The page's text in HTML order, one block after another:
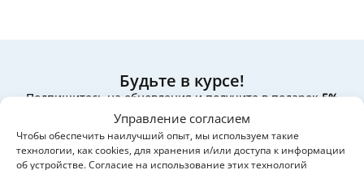
Управление согласием
Чтобы обеспечить наилучший опыт, мы используем такие
технологии, как cookies, для хранения и/или доступа к информации
об устройстве. Согласие на использование этих технологий
Будьте в курсе!
Подпишитесь на обновления и получите в подарок5%
скидку